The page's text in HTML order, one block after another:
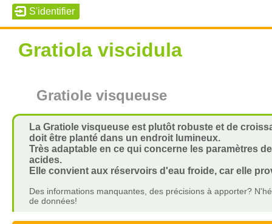
Gratiola viscidula
Gratiole visqueuse
La Gratiole visqueuse est plutôt robuste et de
doit être planté dans un endroit lumineux.
Très adaptable en ce qui concerne les paramètres
acides.
Elle convient aux réservoirs d'eau froide, car elle
Des informations manquantes, des précisions à apporter?
de données!